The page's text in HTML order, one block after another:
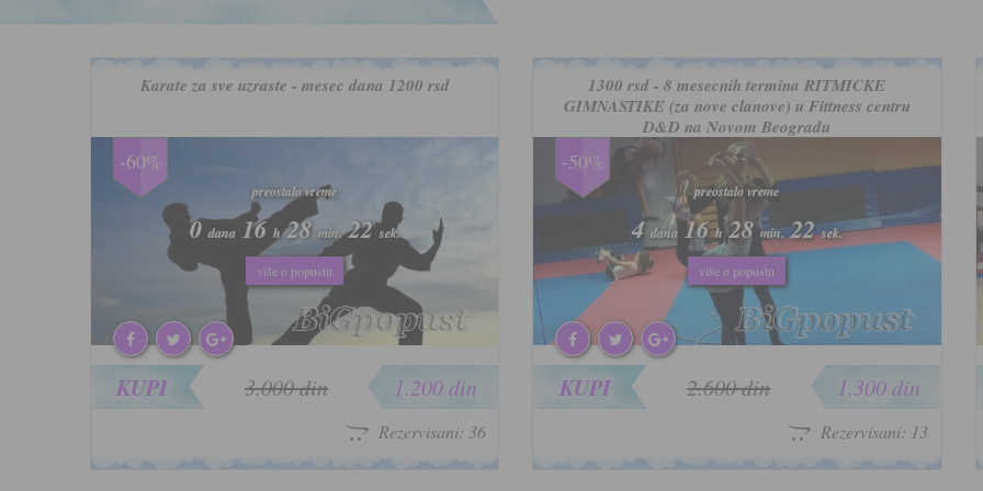
Karate za sve uzraste - mesec dana 1200 rsd
-60%
preostalo vreme
0dana 16h 28 min. 19sek.
više o popustu
preostalo vreme
0dana 16h 28 min. 19sek.
više o popustu
KUPI 3.000 din 1.200 din
Rezervisani: 36
1300 rsd - 8 mesecnih termina RITMICKE
GIMNASTIKE (za nove clanove) u Fittness centru
D&D na Novom Beogradu
-50%
preostalo vreme
4dana 16h 28min. 19sek.
više o popustu
preostalo vreme
4dana 16h 28min. 19sek.
više o popustu
KUPI 2.600 din 1.300 din
Rezervisani: 13